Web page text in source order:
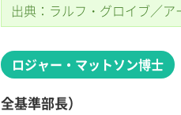
出典：ラルフ・グロイブ／
ロジャー・マットソン博士
全基準部長）